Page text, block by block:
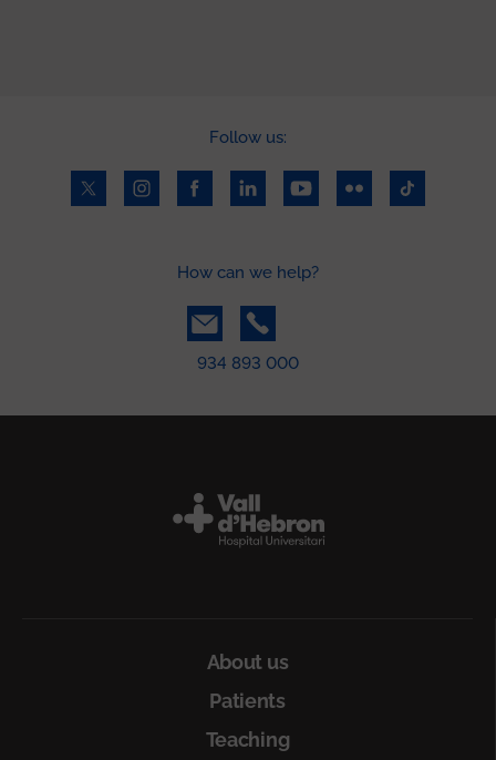
Follow us:
How can we help?
934 893 000
About us
Patients
Teaching